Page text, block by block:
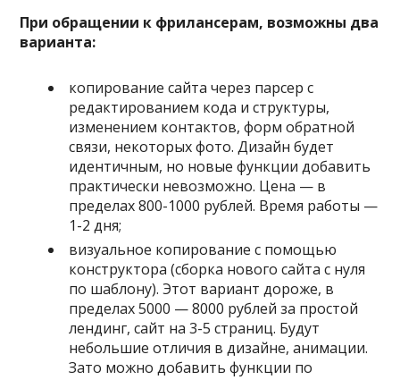
При обращении к фрилансерам, возможны два
варианта:
копирование сайта через парсер с
редактированием кода и структуры,
изменением контактов, форм обратной
связи, некоторых фото. Дизайн будет
идентичным, но новые функции добавить
практически невозможно. Цена — в
пределах 800-1000 рублей. Время работы —
1-2 дня;
визуальное копирование с помощью
конструктора (сборка нового сайта с нуля
по шаблону). Этот вариант дороже, в
пределах 5000 — 8000 рублей за простой
лендинг, сайт на 3-5 страниц. Будут
небольшие отличия в дизайне, анимации.
Зато можно добавить функции по